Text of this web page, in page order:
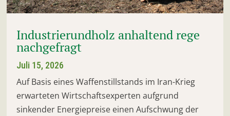
Industrierundholz anhaltend rege
nachgefragt
Juli 15, 2026
Auf Basis eines Waffenstillstands im Iran-Krieg
erwarteten Wirtschaftsexperten aufgrund
sinkender Energiepreise einen Aufschwung der